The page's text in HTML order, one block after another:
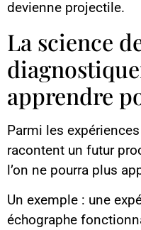
devienne projectile.
La science
apprendre
Parmi les
racontent un futur
l’on ne pourra plus
Un exemple : une
échographe